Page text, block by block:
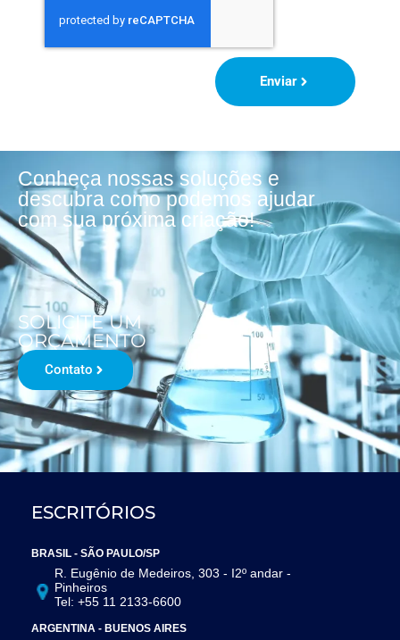
Enviar
Conheça nossas soluções e
descubra como podemos ajudar
com sua próxima criação!
SOLICITE UM
ORÇAMENTO
Contato
ESCRITÓRIOS
BRASIL - SÃO PAULO/SP
R. Eugênio de Medeiros, 303 - I2º andar -
Pinheiros
Tel: +55 11 2133-6600
ARGENTINA - BUENOS AIRES